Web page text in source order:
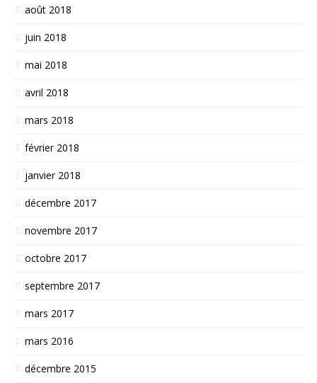
août 2018
juin 2018
mai 2018
avril 2018
mars 2018
février 2018
janvier 2018
décembre 2017
novembre 2017
octobre 2017
septembre 2017
mars 2017
mars 2016
décembre 2015